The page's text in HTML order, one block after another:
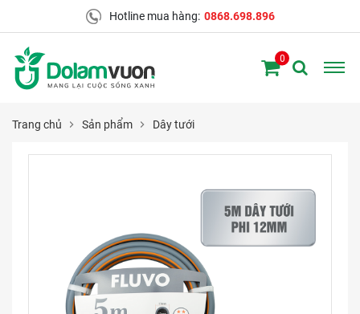
Hotline mua hàng: 0868.698.896
0
Trang chủ Sản phẩm Dây tưới